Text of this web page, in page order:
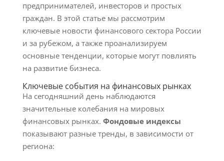
предпринимателей, инвесторов и простых
граждан. В этой статье мы рассмотрим
ключевые новости финансового сектора России
и за рубежом, а также проанализируем
основные тенденции, которые могут повлиять
на развитие бизнеса.
Ключевые события на финансовых рынках
На сегодняшний день наблюдаются
значительные колебания на мировых
финансовых рынках. Фондовые индексы
показывают разные тренды, в зависимости от
региона: